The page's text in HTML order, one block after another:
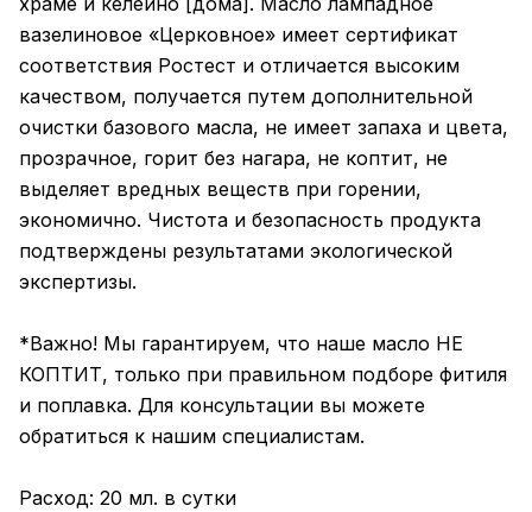
вазелиновое «Церковное» имеет сертификат
соответствия Ростест и отличается высоким
качеством, получается путем дополнительной
очистки базового масла, не имеет запаха и цвета,
прозрачное, горит без нагара, не коптит, не
выделяет вредных веществ при горении,
экономично. Чистота и безопасность продукта
подтверждены результатами экологической
экспертизы.
*Важно! Мы гарантируем, что наше масло НЕ
КОПТИТ, только при правильном подборе фитиля
и поплавка. Для консультации вы можете
обратиться к нашим специалистам.
Расход: 20 мл. в сутки